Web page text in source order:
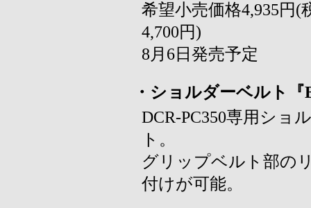
希望小売価格4,935円(
4,700円)
8月6日発売予定
・ショルダーベルト『
DCR-PC350専用ショ
ト。
グリップベルト部の
付けが可能。